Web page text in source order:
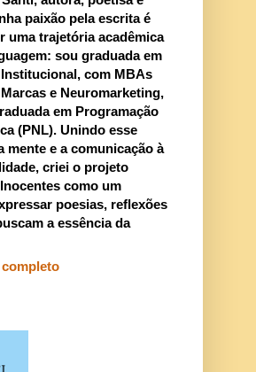
paixão pela escrita é
uma trajetória acadêmica
sou graduada em
com MBAs
e Neuromarketing,
em Programação
(PNL). Unindo esse
mente e a comunicação à
criei o projeto
como um
poesias, reflexões
a essência da